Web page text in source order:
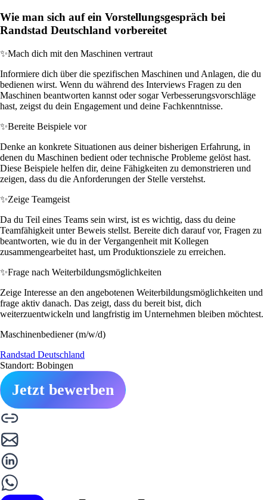
Wie man sich auf ein Vorstellungsgespräch bei
Randstad Deutschland vorbereitet
✨Mach dich mit den Maschinen vertraut
Informiere dich über die spezifischen Maschinen und Anlagen, die du
bedienen wirst. Wenn du während des Interviews Fragen zu den
Maschinen beantworten kannst oder sogar Verbesserungsvorschläge
hast, zeigst du dein Engagement und deine Fachkenntnisse.
✨Bereite Beispiele vor
Denke an konkrete Situationen aus deiner bisherigen Erfahrung, in
denen du Maschinen bedient oder technische Probleme gelöst hast.
Diese Beispiele helfen dir, deine Fähigkeiten zu demonstrieren und
zeigen, dass du die Anforderungen der Stelle verstehst.
✨Zeige Teamgeist
Da du Teil eines Teams sein wirst, ist es wichtig, dass du deine
Teamfähigkeit unter Beweis stellst. Bereite dich darauf vor, Fragen zu
beantworten, wie du in der Vergangenheit mit Kollegen
zusammengearbeitet hast, um Produktionsziele zu erreichen.
✨Frage nach Weiterbildungsmöglichkeiten
Zeige Interesse an den angebotenen Weiterbildungsmöglichkeiten und
frage aktiv danach. Das zeigt, dass du bereit bist, dich
weiterzuentwickeln und langfristig im Unternehmen bleiben möchtest.
Maschinenbediener (m/w/d)
Randstad Deutschland
Standort: Bobingen
Jetzt bewerben